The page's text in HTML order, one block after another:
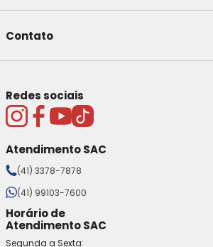
Contato
Redes sociais
Atendimento SAC
(41) 3378-7878
(41) 99103-7600
Horário de
Atendimento SAC
Segunda a Sexta: